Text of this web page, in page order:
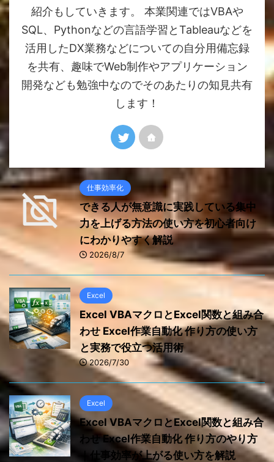
紹介もしていきます。 本業関連ではVBAや
SQL、Pythonなどの言語学習とTableauなどを
活用したDX業務などについての自分用備忘録
を共有、趣味でWeb制作やアプリケーション
開発なども勉強中なのでそのあたりの知見共有
します！
仕事効率化
できる人が無意識に実践している集中
力を上げる方法の使い方を初心者向け
にわかりやすく解説
2026/8/7
Excel
Excel VBAマクロとExcel関数と組み合
わせ Excel作業自動化 作り方の使い方
と実務で役立つ活用術
2026/7/30
Excel
Excel VBAマクロとExcel関数と組み合
わせ Excel作業自動化 作り方のやり方
｜仕事効率が上がる使い方を解説